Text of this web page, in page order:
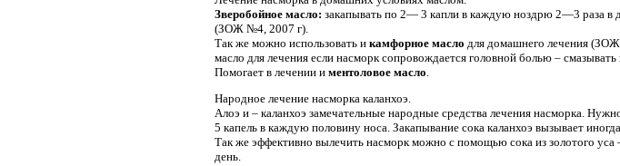
Зверобойное масло: закапывать по 2— 3 капли в каждую ноздрю 2—3 раза в
(ЗОЖ №4, 2007 г).
Так же можно использовать и камфорное масло для домашнего лечения
масло для лечения если насморк сопровождается головной болью –
Помогает в лечении и ментоловое масло
Народное лечение насморка каланхоэ.
Алоэ и – каланхоэ замечательные народные средства лечения насморка.
5 капель в каждую половину носа. Закапывание сока каланхоэ вызывает
Так же эффективно вылечить насморк можно с помощью сока из золотого уса
день.